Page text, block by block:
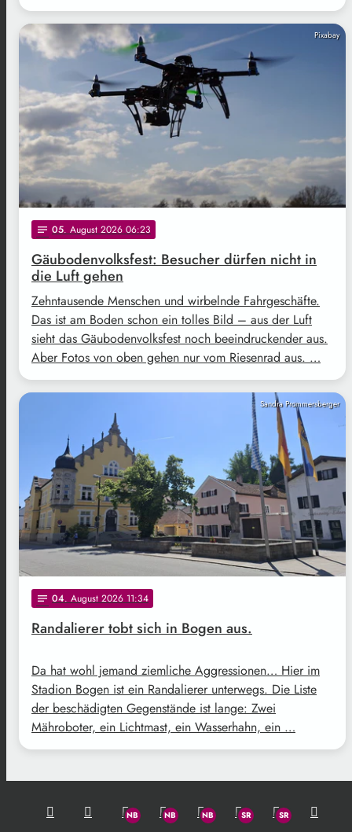
Pixabay
notes 05. August 2026 06:23
Gäubodenvolksfest: Besucher dürfen nicht in
die Luft gehen
Zehntausende Menschen und wirbelnde Fahrgeschäfte.
Das ist am Boden schon ein tolles Bild – aus der Luft
sieht das Gäubodenvolksfest noch beeindruckender aus.
Aber Fotos von oben gehen nur vom Riesenrad aus. …
Sandra Prommersberger
notes 04. August 2026 11:34
Randalierer tobt sich in Bogen aus.
Da hat wohl jemand ziemliche Aggressionen… Hier im
Stadion Bogen ist ein Randalierer unterwegs. Die Liste
der beschädigten Gegenstände ist lange: Zwei
Mähroboter, ein Lichtmast, ein Wasserhahn, ein …